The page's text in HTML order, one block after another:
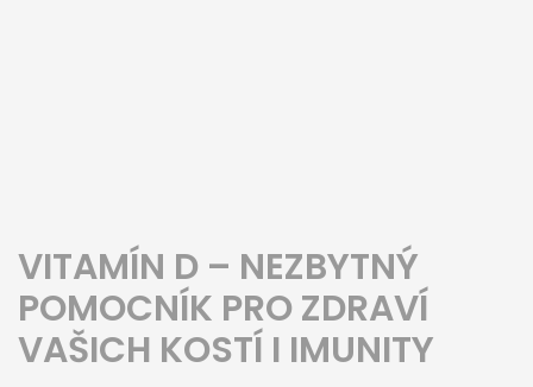
VITAMÍN D – NEZBYTNÝ
POMOCNÍK PRO ZDRAVÍ
VAŠICH KOSTÍ I IMUNITY